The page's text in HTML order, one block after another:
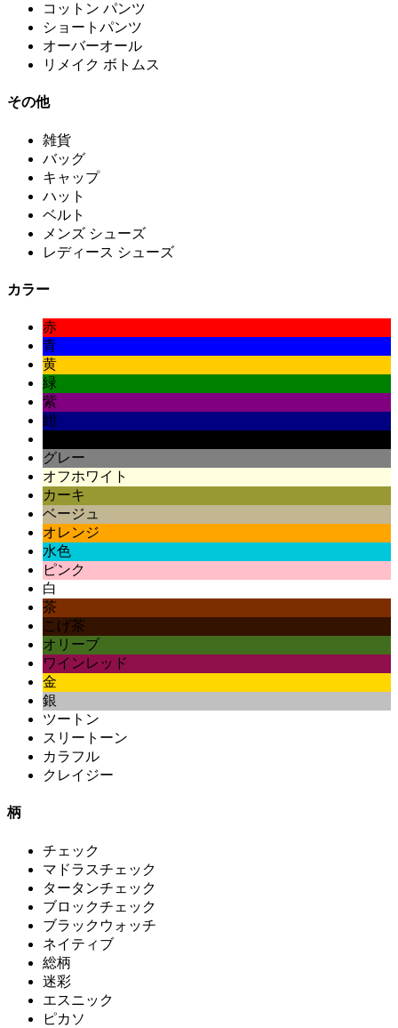
コットン パンツ
ショートパンツ
オーバーオール
リメイク ボトムス
その他
雑貨
バッグ
キャップ
ハット
ベルト
メンズ シューズ
レディース シューズ
カラー
赤
青
黄
緑
紫
紺
グレー
オフホワイト
カーキ
ベージュ
オレンジ
水色
ピンク
白
茶
こげ茶
オリーブ
ワインレッド
金
銀
ツートン
スリートーン
カラフル
クレイジー
柄
チェック
マドラスチェック
タータンチェック
ブロックチェック
ブラックウォッチ
ネイティブ
総柄
迷彩
エスニック
ピカソ